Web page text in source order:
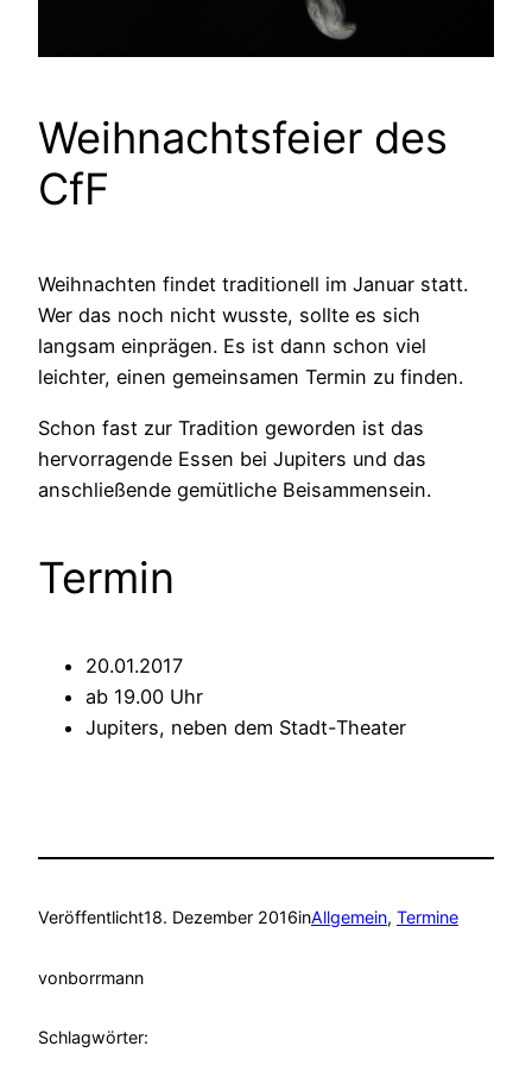
Weihnachtsfeier des
CfF
Weihnachten findet traditionell im Januar statt.
Wer das noch nicht wusste, sollte es sich
langsam einprägen. Es ist dann schon viel
leichter, einen gemeinsamen Termin zu finden.
Schon fast zur Tradition geworden ist das
hervorragende Essen bei Jupiters und das
anschließende gemütliche Beisammensein.
Termin
20.01.2017
ab 19.00 Uhr
Jupiters, neben dem Stadt-Theater
Veröffentlicht18. Dezember 2016inAllgemein, Termine
vonborrmann
Schlagwörter: